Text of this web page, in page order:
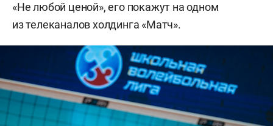
«Не любой ценой», его покажут на одном
из телеканалов холдинга «Матч».